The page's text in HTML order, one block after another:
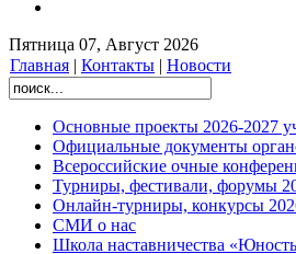
Пятница 07, Август 2026
Главная | Контакты | Новости
Основные проекты 2026-2027
Официальные документы
Всероссийские очные
Турниры, фестивали, форумы
Онлайн-турниры, конкурсы
СМИ о нас
Школа наставничества